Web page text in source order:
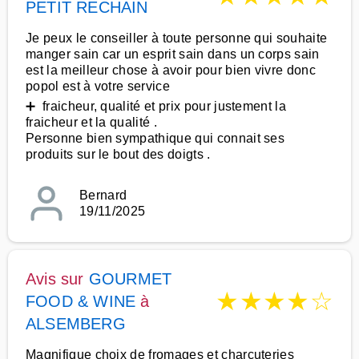
PETIT RECHAIN
Je peux le conseiller à toute personne qui souhaite
manger sain car un esprit sain dans un corps sain
est la meilleur chose à avoir pour bien vivre donc
popol est à votre service
➕ fraicheur, qualité et prix pour justement la
fraicheur et la qualité .
Personne bien sympathique qui connait ses
produits sur le bout des doigts .
Bernard
19/11/2025
Avis sur GOURMET
FOOD & WINEà
ALSEMBERG
★★★★☆
Magnifique choix de fromages et charcuteries